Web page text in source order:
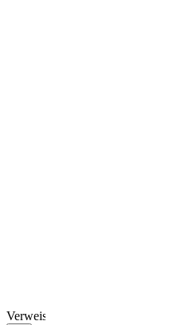
Verweise